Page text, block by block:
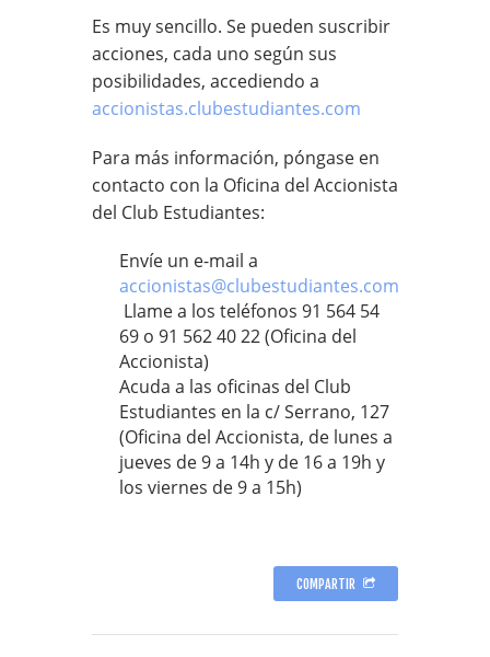
Es muy sencillo. Se pueden suscribir
acciones, cada uno según sus
posibilidades, accediendo a
accionistas.clubestudiantes.com
Para más información, póngase en
contacto con la Oficina del Accionista
del Club Estudiantes:
Envíe un e-mail a
accionistas@clubestudiantes.com
Llame a los teléfonos 91 564 54
69 o 91 562 40 22 (Oficina del
Accionista)
Acuda a las oficinas del Club
Estudiantes en la c/ Serrano, 127
(Oficina del Accionista, de lunes a
jueves de 9 a 14h y de 16 a 19h y
los viernes de 9 a 15h)
COMPARTIR